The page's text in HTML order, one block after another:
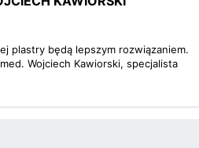
plastry będą lepszym rozwiązaniem.
Wojciech Kawiorski, specjalista